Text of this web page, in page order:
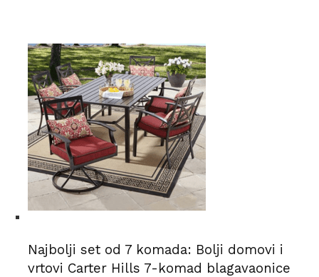
Najbolji set od 7 komada: Bolji domovi i
vrtovi Carter Hills 7-komad blagavaonice